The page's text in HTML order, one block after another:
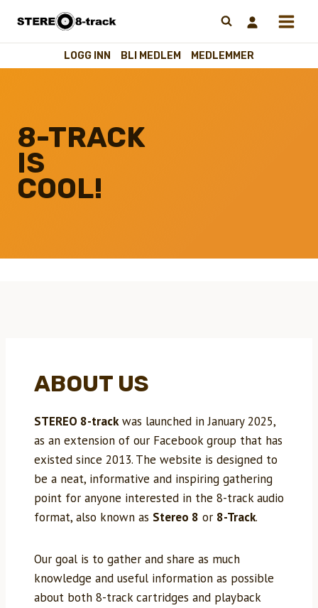
innhold
LOGG INN BLI MEDLEM MEDLEMMER
8-TRACK
IS
COOL!
ABOUT US
STEREO 8-trackwas launched in January 2025,
as an extension of our Facebook group that has
existed since 2013. The website is designed to
be a neat, informative and inspiring gathering
point for anyone interested in the 8-track audio
format, also known as Stereo 8 or 8-Track.
Our goal is to gather and share as much
knowledge and useful information as possible
about both 8-track cartridges and playback